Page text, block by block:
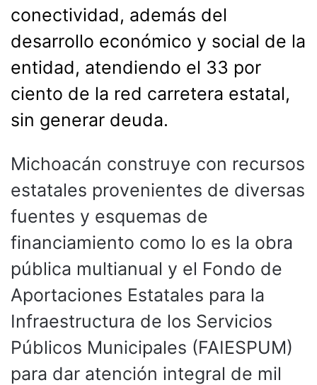
conectividad, además del
desarrollo económico y social de la
entidad, atendiendo el 33 por
ciento de la red carretera estatal,
sin generar deuda.
Michoacán construye con recursos
estatales provenientes de diversas
fuentes y esquemas de
financiamiento como lo es la obra
pública multianual y el Fondo de
Aportaciones Estatales para la
Infraestructura de los Servicios
Públicos Municipales (FAIESPUM)
para dar atención integral de mil